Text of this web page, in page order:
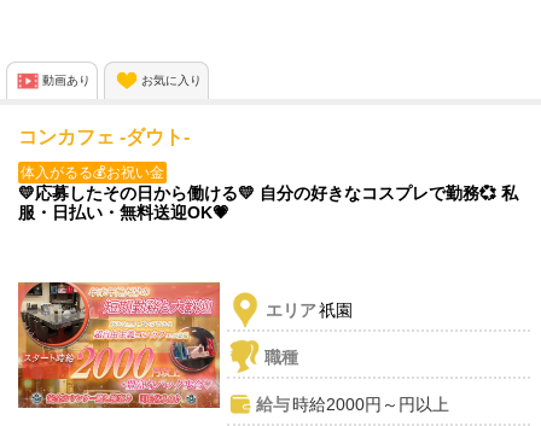
ご応募お待ちしております❤
動画あり お気に入り
コンカフェ -ダウト-
体入がるる💰お祝い金
💛応募したその日から働ける💛 自分の好きなコスプレで勤務💞 私
服・日払い・無料送迎OK💗
エリア祇園
職種
給与時給2000円～円以上